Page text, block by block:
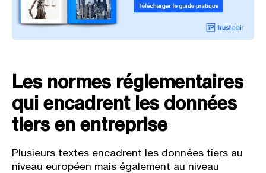
Les normes réglementaires
qui encadrent les données
tiers en entreprise
Plusieurs textes encadrent les données tiers au
niveau européen mais également au niveau